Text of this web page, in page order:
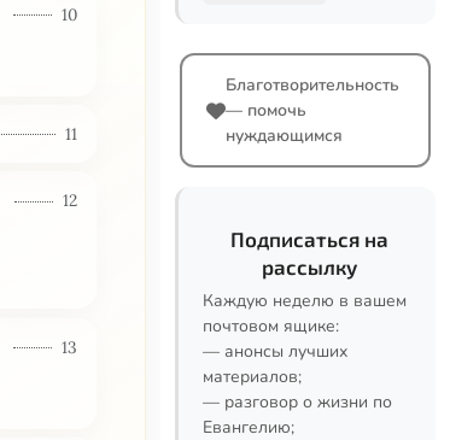
10
11
12
13
Благотворительность
— помочь
нуждающимся
Подписаться на
рассылку
Каждую неделю в вашем
почтовом ящике:
— анонсы лучших
материалов;
— разговор о жизни по
Евангелию;